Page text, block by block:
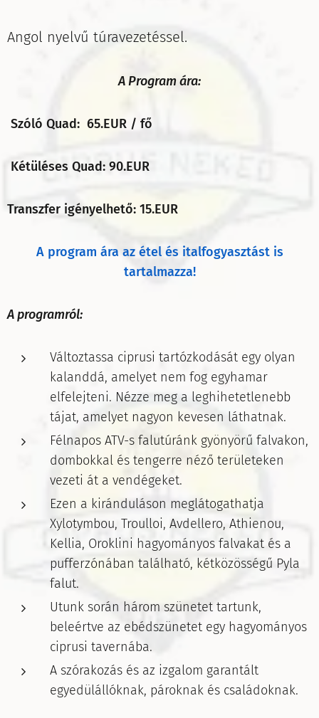
Angol nyelvű túravezetéssel.
A Program ára:
Szóló Quad: 65.EUR / fő
Kétüléses Quad: 90.EUR
Transzfer igényelhető: 15.EUR
A program ára az étel és italfogyasztást is
tartalmazza!
A programról:
Változtassa ciprusi tartózkodását egy olyan
kalanddá, amelyet nem fog egyhamar
elfelejteni. Nézze meg a leghihetetlenebb
tájat, amelyet nagyon kevesen láthatnak.
Félnapos ATV-s falutúránk gyönyörű falvakon,
dombokkal és tengerre néző területeken
vezeti át a vendégeket.
Ezen a kiránduláson meglátogathatja
Xylotymbou, Troulloi, Avdellero, Athienou,
Kellia, Oroklini hagyományos falvakat és a
pufferzónában található, kétközösségű Pyla
falut.
Utunk során három szünetet tartunk,
beleértve az ebédszünetet egy hagyományos
ciprusi tavernába.
A szórakozás és az izgalom garantált
egyedülállóknak, pároknak és családoknak.